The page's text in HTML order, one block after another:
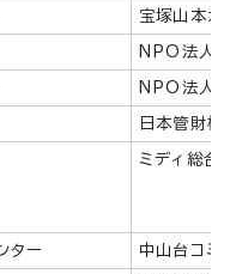
宝塚山本ガ
NPO法人
NPO法人
日本管財株
ミディ総合
ター 中山台コミ